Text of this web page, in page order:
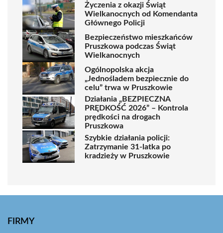
Życzenia z okazji Świąt
Wielkanocnych od Komendanta
Głównego Policji
Bezpieczeństwo mieszkańców
Pruszkowa podczas Świąt
Wielkanocnych
Ogólnopolska akcja
„Jednośladem bezpiecznie do
celu” trwa w Pruszkowie
Działania „BEZPIECZNA
PRĘDKOŚĆ 2026” – Kontrola
prędkości na drogach
Pruszkowa
Szybkie działania policji:
Zatrzymanie 31-latka po
kradzieży w Pruszkowie
FIRMY